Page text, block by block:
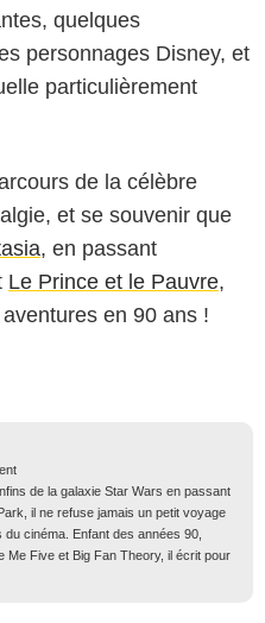
quelques
personnages Disney, et
particulièrement
de la célèbre
et se souvenir que
, en passant
Le Prince et le Pauvre,
en 90 ans !
de la galaxie Star Wars en passant
il ne refuse jamais un petit voyage
cinéma. Enfant des années 90,
Me Five et Big Fan Theory, il écrit pour